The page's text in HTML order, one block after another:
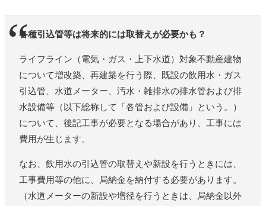
各種引込管等は将来的には取替えが必要かも？
ライフライン（電気・ガス・上下水道）対象不動産建物
について増改築、再建築を行う際、既設の飲用水・ガス
引込管、水道メーター、汚水・雑排水の排水管および排
水設備等（以下総称して「各管および設備」という。）
について、後記工事が必要となる場合があり、工事には
費用が生じます。
なお、飲用水の引込管の取替えや新設を行うときには、
工事費用等の他に、局納金を納付する必要があります。
（水道メーターの新設や増径を行うときは、局納金以外